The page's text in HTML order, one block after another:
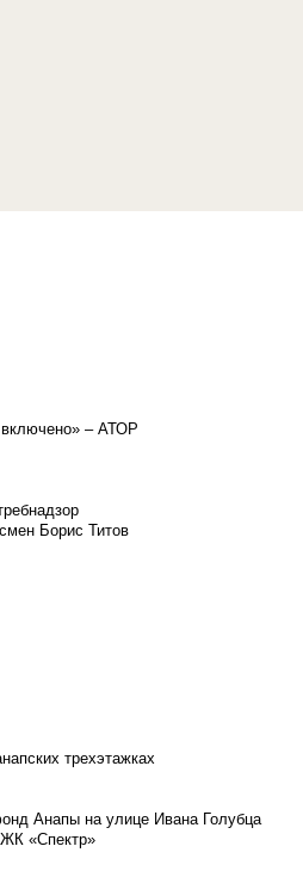
включено» – АТОР
Борис Титов
трехэтажках
Анапы на улице Ивана Голубца
ЖК «Спектр»